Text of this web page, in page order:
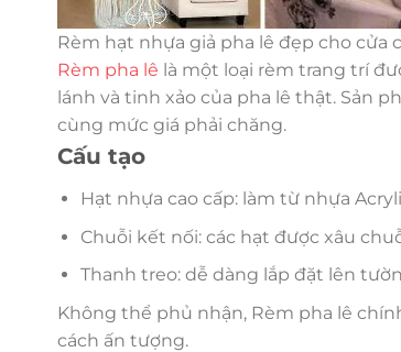
Rèm hạt nhựa giả pha lê đẹp cho cửa
Rèm pha lê là một loại rèm trang trí
lánh và tinh xảo của pha lê thật. Sản
cùng mức giá phải chăng.
Cấu tạo
Hạt nhựa cao cấp: làm từ nhựa
Chuỗi kết nối: các hạt được xâu
Thanh treo: dễ dàng lắp đặt lên
Không thể phủ nhận, Rèm pha lê
cách ấn tượng.